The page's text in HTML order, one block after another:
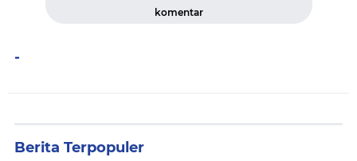
komentar
-
Berita Terpopuler